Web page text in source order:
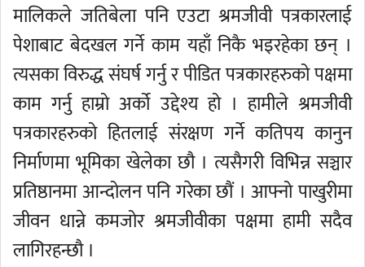
मालिकले जतिबेला पनि एउटा श्रमजीवी पत्रकारलाई
पेशाबाट बेदखल गर्ने काम यहाँ निकै भइरहेका छन् ।
त्यसका विरुद्ध संघर्ष गर्नु र पीडित पत्रकारहरुको पक्षमा
काम गर्नु हाम्रो अर्को उद्देश्य हो । हामीले श्रमजीवी
पत्रकारहरुको हितलाई संरक्षण गर्ने कतिपय कानुन
निर्माणमा भूमिका खेलेका छौ । त्यसैगरी विभिन्न सञ्चार
प्रतिष्ठानमा आन्दोलन पनि गरेका छौं । आफ्नो पाखुरीमा
जीवन धान्ने कमजोर श्रमजीवीका पक्षमा हामी सदैव
लागिरहन्छौ ।